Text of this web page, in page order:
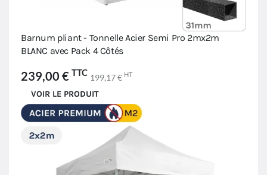
Barnum pliant - Tonnelle Acier Semi Pro 2mx2m
BLANC avec Pack 4 Côtés
239,00 € TTC 199,17 € HT
VOIR LE PRODUIT